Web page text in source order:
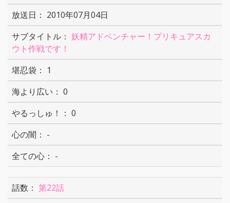
2010年07月04日
妖精アドベンチャー！プリキュアスカ
ウト作戦です！
1
0
0
-
-
第22話